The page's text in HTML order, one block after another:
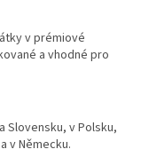
v prémiové
a vhodné pro
Slovensku, v Polsku,
v Německu.